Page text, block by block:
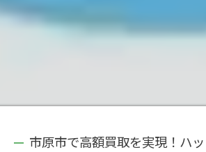
市原市で高額買取を実現！ハ